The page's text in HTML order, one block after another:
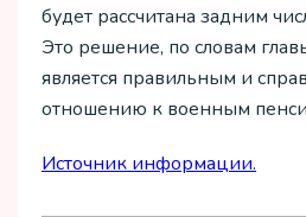
будет рассчитана задним
Это решение, по словам
является правильным и
отношению к военным
Источник информации.